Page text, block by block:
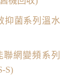
抑菌系列溫水
聯網變頻系列
S)